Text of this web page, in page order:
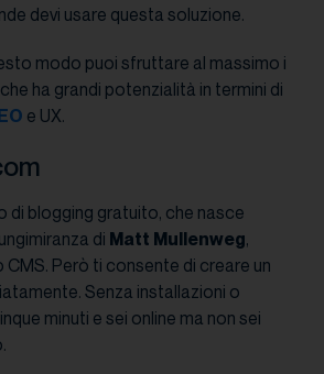
devi usare questa soluzione.
modo puoi sfruttare al massimo i
ha grandi potenzialità in termini di
e UX.
di blogging gratuito, che nasce
di Matt Mullenweg,
Però ti consente di creare un
Senza installazioni o
minuti e sei online ma non sei